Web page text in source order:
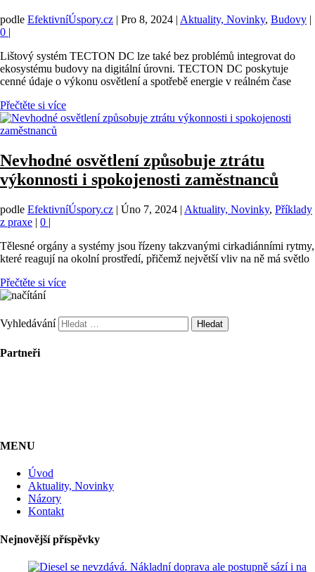
podle EfektivníÚspory.cz | Pro 8, 2024 | Aktuality, Novinky, Budovy |
0 |
Lištový systém TECTON DC lze také bez problémů integrovat do
ekosystému budovy na digitální úrovni. TECTON DC poskytuje
cenné údaje o výkonu osvětlení a spotřebě energie v reálném čase
Přečtěte si více
Nevhodné osvětlení způsobuje ztrátu
výkonnosti i spokojenosti zaměstnanců
podle EfektivníÚspory.cz | Úno 7, 2024 | Aktuality, Novinky, Příklady
z praxe | 0 |
Tělesné orgány a systémy jsou řízeny takzvanými cirkadiánními rytmy,
které reagují na okolní prostředí, přičemž největší vliv na ně má světlo
Přečtěte si více
Vyhledávání
Partneři
MENU
Úvod
Aktuality, Novinky
Názory
Kontakt
Nejnovější příspěvky